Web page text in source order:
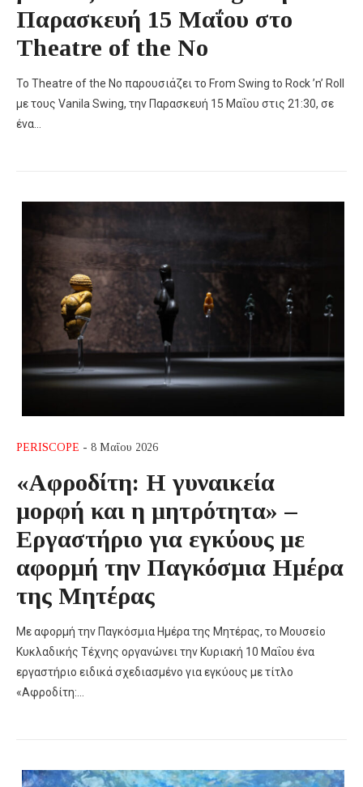
Παρασκευή 15 Μαΐου στο
Theatre of the No
Το Theatre of the No παρουσιάζει το From Swing to Rock ’n’ Roll
με τους Vanila Swing, την Παρασκευή 15 Μαΐου στις 21:30, σε
ένα…
PERISCOPE - 8 Μαΐου 2026
«Αφροδίτη: Η γυναικεία
μορφή και η μητρότητα» –
Εργαστήριο για εγκύους με
αφορμή την Παγκόσμια Ημέρα
της Μητέρας
Με αφορμή την Παγκόσμια Ημέρα της Μητέρας, το Μουσείο
Κυκλαδικής Τέχνης οργανώνει την Κυριακή 10 Μαΐου ένα
εργαστήριο ειδικά σχεδιασμένο για εγκύους με τίτλο
«Αφροδίτη:…